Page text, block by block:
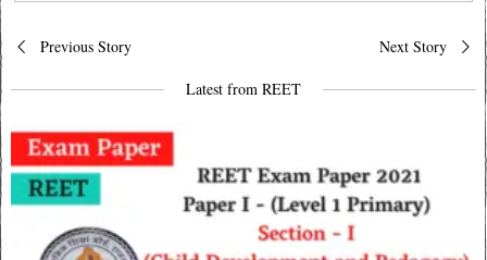
Post
navigation
Previous Story Next Story
Latest from REET